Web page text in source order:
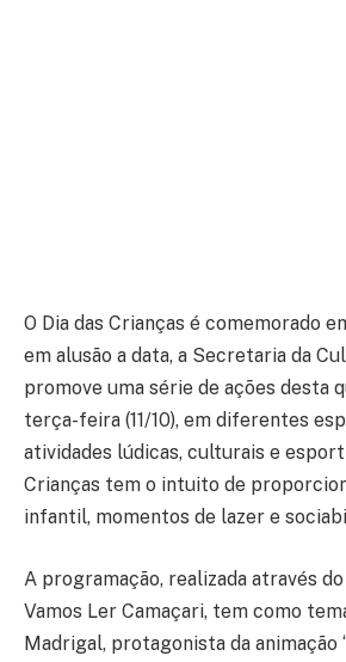
O Dia das Crianças é comemorado
em alusão a data, a Secretaria da
promove uma série de ações desta
terça-feira (11/10), em diferentes
atividades lúdicas, culturais e
Crianças tem o intuito de
infantil, momentos de lazer e
A programação, realizada através
Vamos Ler Camaçari, tem como
Madrigal, protagonista da animação